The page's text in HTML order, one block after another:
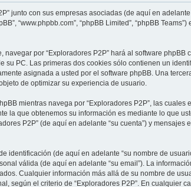
junto con sus empresas asociadas (de aquí en adelante
“www.phpbb.com”, “phpBB Limited”, “phpBB
por “Exploradores P2P” hará al software
PC. Las primeras dos cookies sólo contienen un
asignada a usted por el software phpBB. Una
de optimizar su experiencia de usuario.
mientras navega por “Exploradores P2P”, las
la que obtenemos su información es mediante lo que
P2P” (de aquí en adelante “su cuenta”) y
identificación (de aquí en adelante “su nombre de
válida (de aquí en adelante “su email”). La
Cualquier información más allá de su nombre de
según el criterio de “Exploradores P2P”. En cualquier